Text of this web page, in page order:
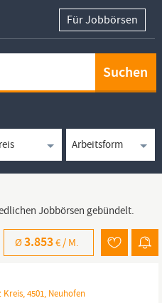
Für Jobbörsen
Jobbörsen gebündelt.
Ø3.853€ / M.
4501, Neuhofen